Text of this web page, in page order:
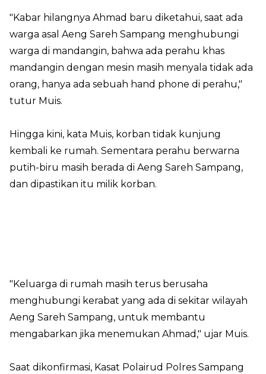
"Kabar hilangnya Ahmad baru diketahui, saat ada
warga asal Aeng Sareh Sampang menghubungi
warga di mandangin, bahwa ada perahu khas
mandangin dengan mesin masih menyala tidak ada
orang, hanya ada sebuah hand phone di perahu,"
tutur Muis.
Hingga kini, kata Muis, korban tidak kunjung
kembali ke rumah. Sementara perahu berwarna
putih-biru masih berada di Aeng Sareh Sampang,
dan dipastikan itu milik korban.
"Keluarga di rumah masih terus berusaha
menghubungi kerabat yang ada di sekitar wilayah
Aeng Sareh Sampang, untuk membantu
mengabarkan jika menemukan Ahmad," ujar Muis.
Saat dikonfirmasi, Kasat Polairud Polres Sampang